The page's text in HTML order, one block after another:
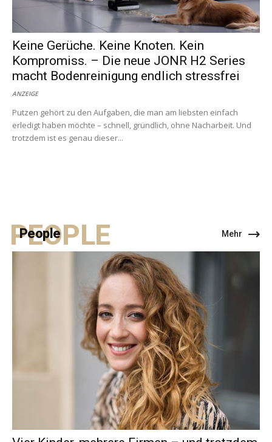
Keine Gerüche. Keine Knoten. Kein
Kompromiss. – Die neue JONR H2 Series
macht Bodenreinigung endlich stressfrei
ANZEIGE
Putzen gehört zu den Aufgaben, die man am liebsten einfach
erledigt haben möchte – schnell, gründlich, ohne Nacharbeit. Und
trotzdem ist es genau dieser...
People
PEOPLE Mehr